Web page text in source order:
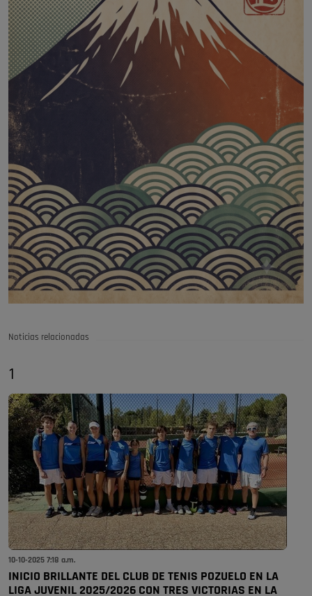
Noticias relacionadas
1
10-10-2025 7:18 a.m.
INICIO BRILLANTE DEL CLUB DE TENIS POZUELO EN LA
LIGA JUVENIL 2025/2026 CON TRES VICTORIAS EN LA